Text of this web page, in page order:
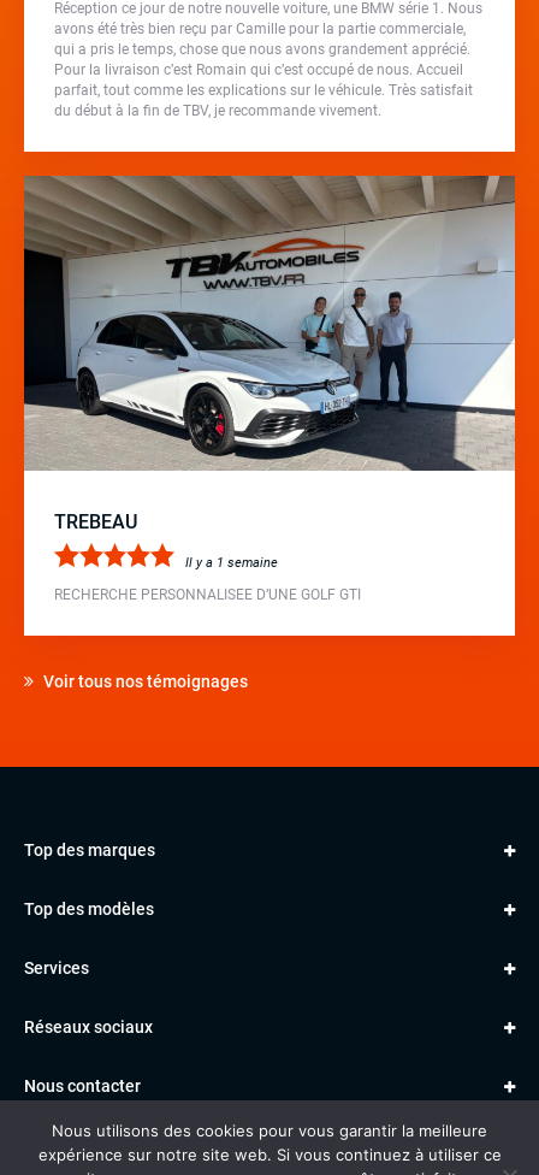
Réception ce jour de notre nouvelle voiture, une BMW série 1. Nous
avons été très bien reçu par Camille pour la partie commerciale,
qui a pris le temps, chose que nous avons grandement apprécié.
Pour la livraison c’est Romain qui c’est occupé de nous. Accueil
parfait, tout comme les explications sur le véhicule. Très satisfait
du début à la fin de TBV, je recommande vivement.
TREBEAU
Il y a 1 semaine
RECHERCHE PERSONNALISEE D’UNE GOLF GTI
Voir tous nos témoignages
Top des marques
VOLKSWAGEN
BMW
Top des modèles
Classe A
A3
Services
Le garage TBV
Location TBV
Réseaux sociaux
Nous contacter
Données personnelles Mentions légales
Voitures vendues
Nous utilisons des cookies pour vous garantir la meilleure
expérience sur notre site web. Si vous continuez à utiliser ce